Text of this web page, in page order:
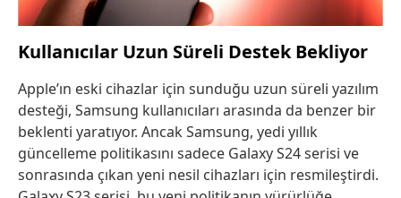
Kullanıcılar Uzun Süreli Destek Bekliyor
Apple’ın eski cihazlar için sunduğu uzun süreli yazılım
desteği, Samsung kullanıcıları arasında da benzer bir
beklenti yaratıyor. Ancak Samsung, yedi yıllık
güncelleme politikasını sadece Galaxy S24 serisi ve
sonrasında çıkan yeni nesil cihazları için resmileştirdi.